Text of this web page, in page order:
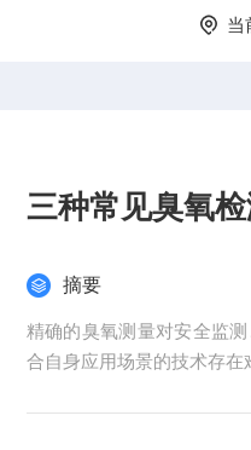
当
三种常见臭氧
摘要
精确的臭氧测量对安全监
合自身应用场景的技术存在